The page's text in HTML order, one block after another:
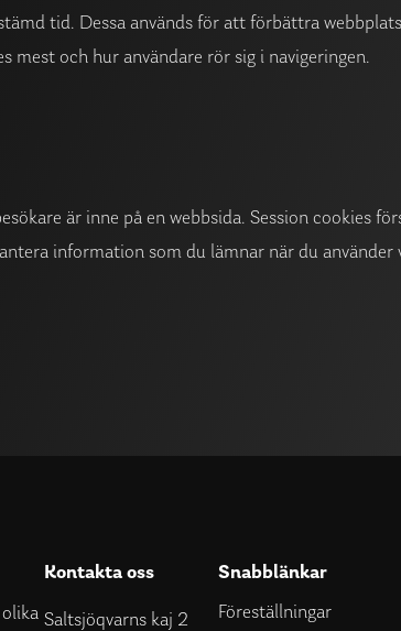
tid. Dessa används för att förbättra
mest och hur användare rör sig i navigeringen.
är inne på en webbsida. Session cookies
information som du lämnar när du använder
Kontakta oss
Saltsjöqvarns kaj 2
Snabblänkar
Föreställningar